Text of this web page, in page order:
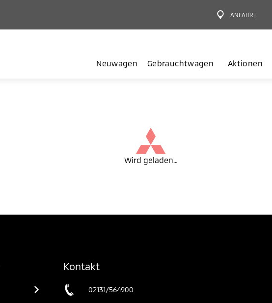
ANFAHRT
Neuwagen Gebrauchtwagen Aktionen
Wird geladen…
Kontakt
02131/564900